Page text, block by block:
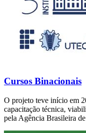
Cursos Binacionais
O projeto teve início em
capacitação técnica,
pela Agência Brasileira